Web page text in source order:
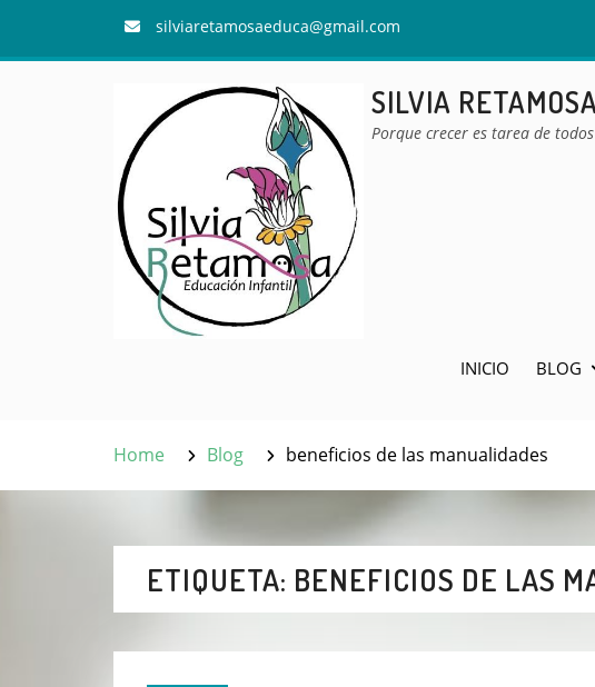
silviaretamosaeduca@gmail.com
SILVIA
Porque crecer es tarea de todos
INICIO BLOG
Home Blog beneficios de las manualidades
ETIQUETA: BENEFICIOS DE LAS